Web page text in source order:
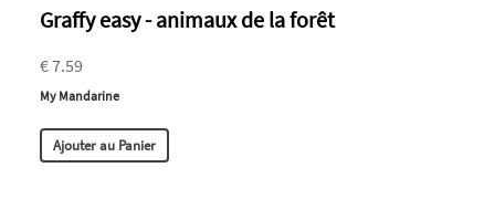
Graffy easy - animaux de la forêt
€ 7.59
My Mandarine
Ajouter au Panier